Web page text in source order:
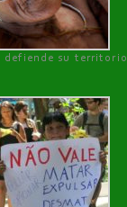
defiende su territorio